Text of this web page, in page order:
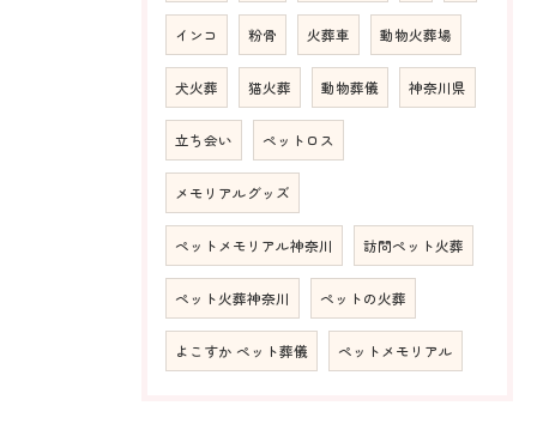
インコ 粉骨 火葬車 動物火葬場
犬火葬 猫火葬 動物葬儀 神奈川県
立ち会い ペットロス
メモリアルグッズ
ペットメモリアル神奈川 訪問ペット火葬
ペット火葬神奈川 ペットの火葬
よこすか ペット葬儀 ペットメモリアル